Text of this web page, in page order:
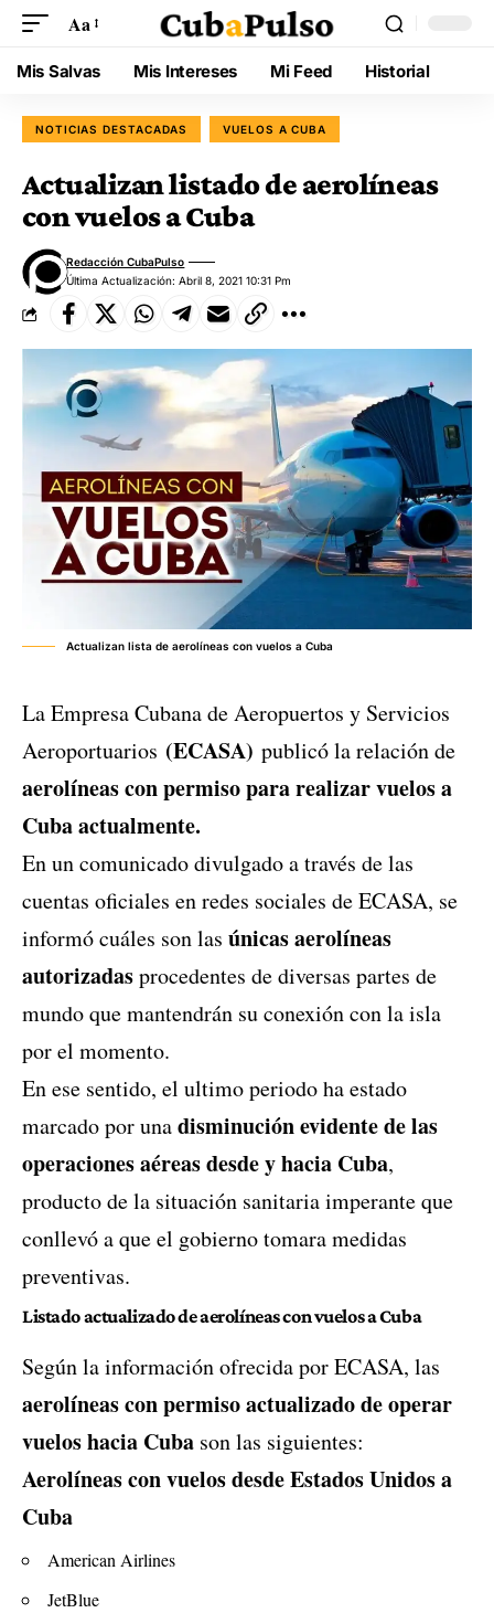
Aa
Mis Salvas Mis Intereses Mi Feed Historial
NOTICIAS DESTACADAS VUELOS A CUBA
Actualizan listado de aerolíneas
con vuelos a Cuba
Última Actualización: Abril 8, 2021 10:31 Pm
Redacción CubaPulso
Actualizan lista de aerolíneas con vuelos a Cuba
La Empresa Cubana de Aeropuertos y Servicios
Aeroportuarios (ECASA) publicó la relación de
aerolíneas con permiso para realizar vuelos a
Cuba actualmente.
En un comunicado divulgado a través de las
cuentas oficiales en redes sociales de ECASA, se
informó cuáles son las únicas aerolíneas
autorizadasprocedentes de diversas partes de
mundo que mantendrán su conexión con la isla
por el momento.
En ese sentido, el ultimo periodo ha estado
marcado por unadisminución evidente de las
operaciones aéreas desde y hacia Cuba,
producto de la situación sanitaria imperante que
conllevó a que el gobierno tomara medidas
preventivas.
Listado actualizado deaerolíneas con vuelos a Cuba
Según la información ofrecida por ECASA, las
aerolíneas con permiso actualizado de operar
vuelos hacia Cuba son las siguientes:
Aerolíneas con vuelos desde Estados Unidos a
Cuba
American Airlines
JetBlue